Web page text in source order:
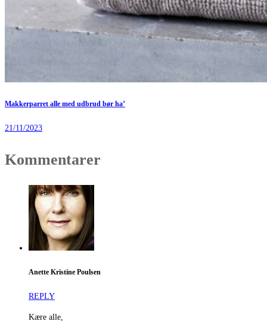
Makkerparret alle med udbrud bør ha’
21/11/2023
Kommentarer
Anette Kristine Poulsen
REPLY
Kære alle,